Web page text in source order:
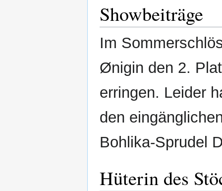
Showbeiträge
Im
Ønigin den 2.
erringen. Leider
den
Bohlika-Sprudel
Hüterin des